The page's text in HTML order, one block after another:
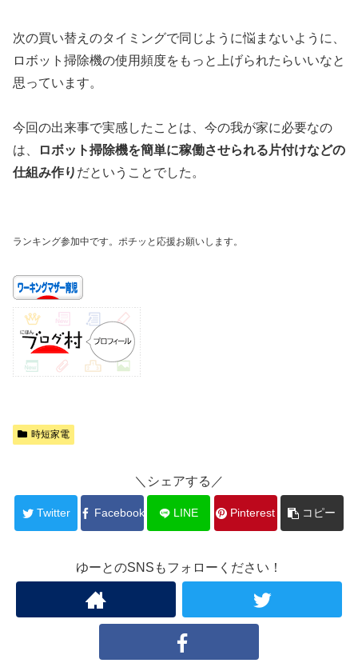
次の買い替えのタイミングで同じように悩まないように、
ロボット掃除機の使用頻度をもっと上げられたらいいなと
思っています。
今回の出来事で実感したことは、今の我が家に必要なの
は、
ロボット掃除機を簡単に稼働させられる片付けなどの
仕組み作り だということでした。
ランキング参加中です。ポチッと応援お願いします。
時短家電
＼シェアする／
Twitter Facebook LINE Pinterest コピー
ゆーとのSNSもフォローください！